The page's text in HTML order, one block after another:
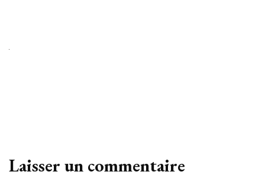
Laisser un commentaire